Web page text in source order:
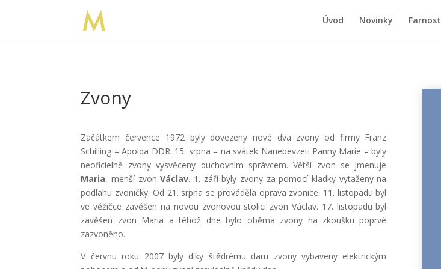
Úvod Novinky Farnost
Zvony
Začátkem července 1972 byly dovezeny nové dva zvony od firmy Franz
Schilling – Apolda DDR. 15. srpna – na svátek Nanebevzetí Panny Marie – byly
neoficielně zvony vysvěceny duchovním správcem. Větší zvon se jmenuje
Maria, menší zvonVáclav. 1. září byly zvony za pomocí kladky vytaženy na
podlahu zvoničky. Od 21. srpna se prováděla oprava zvonice. 11. listopadu byl
ve věžičce zavěšen na novou zvonovou stolici zvon Václav. 17. listopadu byl
zavěšen zvon Maria a téhož dne bylo oběma zvony na zkoušku poprvé
zazvoněno.
V červnu roku 2007 byly díky štědrému daru zvony vybaveny elektrickým